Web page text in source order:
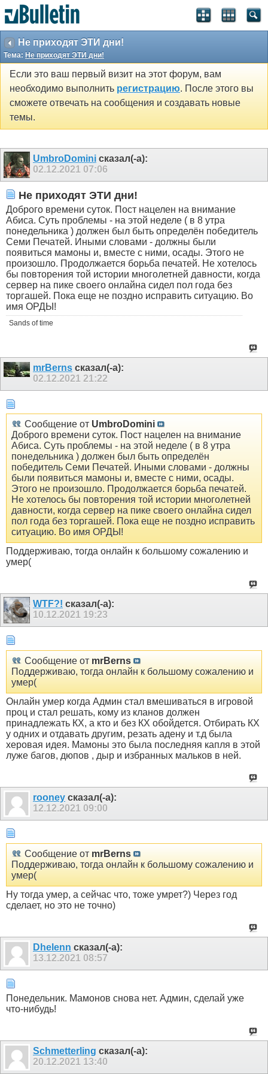
Не приходят ЭТИ дни!
Тема: Не приходят ЭТИ дни!
Если это ваш первый визит на этот форум, вам
необходимо выполнить регистрацию. После этого вы
сможете отвечать на сообщения и создавать новые
темы.
UmbroDomini сказал(-а):
02.12.2021 07:06
Не приходят ЭТИ дни!
Доброго времени суток. Пост нацелен на внимание
Абиса. Суть проблемы - на этой неделе ( в 8 утра
понедельника ) должен был быть определён победитель
Семи Печатей. Иными словами - должны были
появиться мамоны и, вместе с ними, осады. Этого не
произошло. Продолжается борьба печатей. Не хотелось
бы повторения той истории многолетней давности, когда
сервер на пике своего онлайна сидел пол года без
торгашей. Пока еще не поздно исправить ситуацию. Во
имя ОРДЫ!
Sands of time
mrBerns сказал(-а):
02.12.2021 21:22
Сообщение от UmbroDomini
Доброго времени суток. Пост нацелен на внимание
Абиса. Суть проблемы - на этой неделе ( в 8 утра
понедельника ) должен был быть определён
победитель Семи Печатей. Иными словами - должны
были появиться мамоны и, вместе с ними, осады.
Этого не произошло. Продолжается борьба печатей.
Не хотелось бы повторения той истории многолетней
давности, когда сервер на пике своего онлайна сидел
пол года без торгашей. Пока еще не поздно исправить
ситуацию. Во имя ОРДЫ!
Поддерживаю, тогда онлайн к большому сожалению и
умер(
WTF?! сказал(-а):
10.12.2021 19:23
Сообщение от mrBerns
Поддерживаю, тогда онлайн к большому сожалению и
умер(
Онлайн умер когда Админ стал вмешиваться в игровой
проц и стал решать, кому из кланов должен
принадлежать КХ, а кто и без КХ обойдется. Отбирать КХ
у одних и отдавать другим, резать адену и т.д была
херовая идея. Мамоны это была последняя капля в этой
луже багов, дюпов , дыр и избранных мальков в ней.
rooney сказал(-а):
12.12.2021 09:00
Сообщение от mrBerns
Поддерживаю, тогда онлайн к большому сожалению и
умер(
Ну тогда умер, а сейчас что, тоже умрет?) Через год
сделает, но это не точно)
Dhelenn сказал(-а):
13.12.2021 08:57
Понедельник. Мамонов снова нет. Админ, сделай уже
что-нибудь!
Schmetterling сказал(-а):
20.12.2021 13:40